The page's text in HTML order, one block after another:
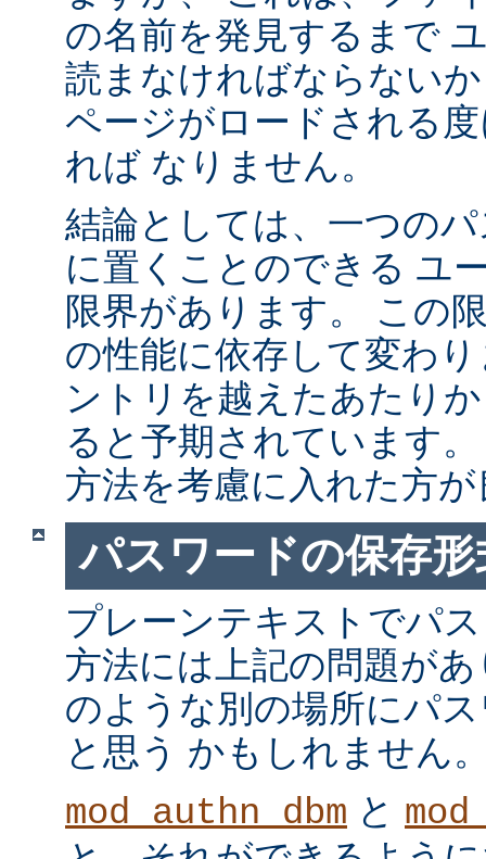
の名前を発見するまで
読まなければならない
ページがロードされる
れば なりません。
結論としては、一つの
に置くことのできる ユ
限界があります。 この
の性能に依存して変わ
ントリを越えたあたり
ると予期されています
方法を考慮に入れた方
パスワードの保存
プレーンテキストでパ
方法には上記の問題が
のような別の場所にパ
と思う かもしれません
mod_authn_dbm と